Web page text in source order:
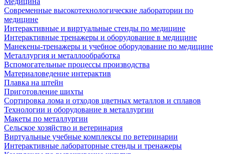
Современные высокотехнологические лаборатории по
медицине
Интерактивные и виртуальные стенды по медицине
Интерактивные тренажеры и оборудование в медицине
Манекены-тренажеры и учебное оборудование по медицине
Металлургия и металлообработка
Вспомогательные процессы производства
Материаловедение интерактив
Плавка на штейн
Приготовление шихты
Сортировка лома и отходов цветных металлов и сплавов
Технологии и оборудование в металлургии
Макеты по металлургии
Сельское хозяйство и ветеринария
Виртуальные учебные комплексы по ветеринарии
Интерактивные лабораторные стенды и тренажеры